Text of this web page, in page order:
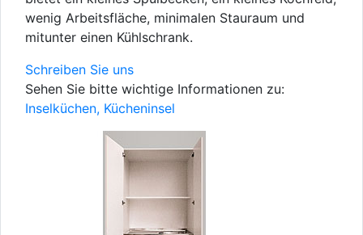
wenig Arbeitsfläche, minimalen Stauraum und
mitunter einen Kühlschrank.
Schreiben Sie uns
Sehen Sie bitte wichtige Informationen zu:
Inselküchen, Kücheninsel